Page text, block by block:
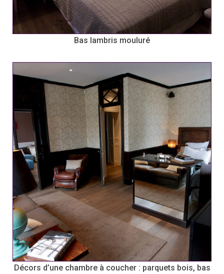
Bas lambris mouluré
Décors d’une chambre à coucher : parquets bois, bas